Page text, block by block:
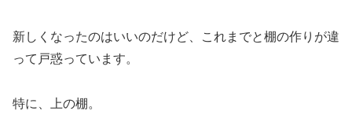
新しくなったのはいいのだけど、これまでと棚の作りが違
って戸惑っています。
特に、上の棚。